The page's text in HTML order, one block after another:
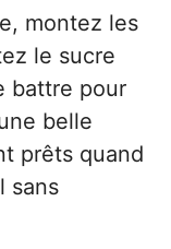
montez les
le sucre
battre pour
belle
prêts quand
sans